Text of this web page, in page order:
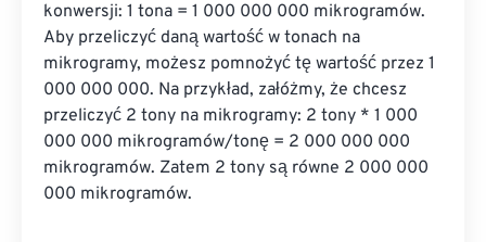
konwersji: 1 tona = 1 000 000 000 mikrogramów.
Aby przeliczyć daną wartość w tonach na
mikrogramy, możesz pomnożyć tę wartość przez 1
000 000 000. Na przykład, załóżmy, że chcesz
przeliczyć 2 tony na mikrogramy: 2 tony * 1 000
000 000 mikrogramów/tonę = 2 000 000 000
mikrogramów. Zatem 2 tony są równe 2 000 000
000 mikrogramów.